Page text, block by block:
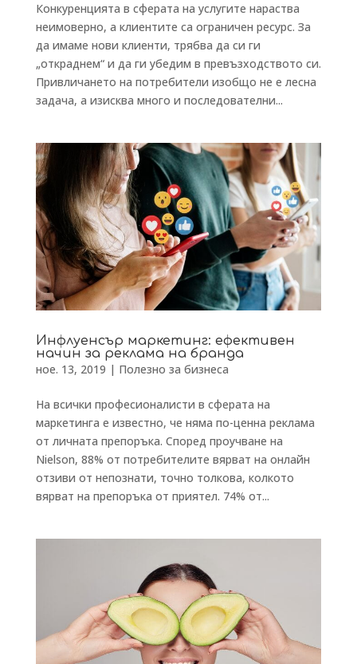
Конкуренцията в сферата на услугите нараства
неимоверно, а клиентите са ограничен ресурс. За
да имаме нови клиенти, трябва да си ги
„откраднем“ и да ги убедим в превъзходството си.
Привличането на потребители изобщо не е лесна
задача, а изисква много и последователни...
Инфлуенсър маркетинг: ефективен
начин за реклама на бранда
ное. 13, 2019 | Полезно за бизнеса
На всички професионалисти в сферата на
маркетинга е известно, че няма по-ценна реклама
от личната препоръка. Според проучване на
Nielson, 88% от потребителите вярват на онлайн
отзиви от непознати, точно толкова, колкото
вярват на препоръка от приятел. 74% от...